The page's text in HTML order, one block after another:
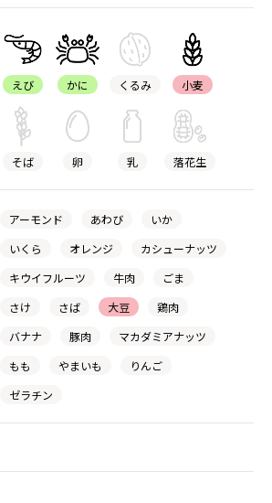
えび かに くるみ 小麦
そば 卵 乳 落花生
アーモンド あわび
いか
いくら
オレンジ
カシューナッツ
キウイフルーツ
牛肉
ごま
さけ
さば 大豆
鶏肉
バナナ
豚肉
マカダミアナッツ
もも
やまいも
りんご
ゼラチン